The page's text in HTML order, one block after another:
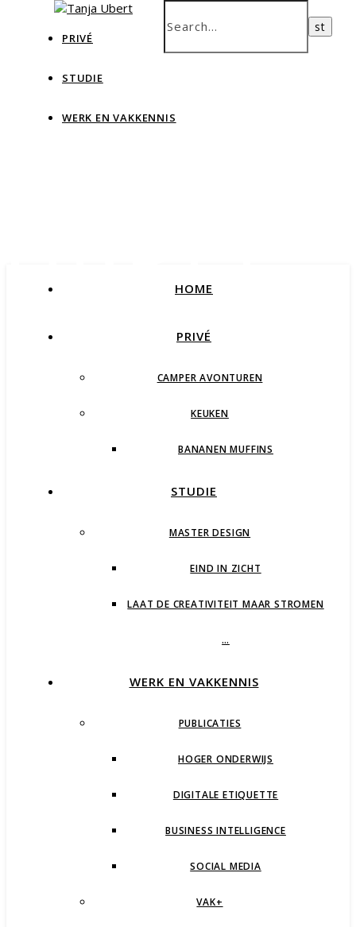
PRIVÉ
STUDIE
WERK EN VAKKENNIS
Ubert
HOME
PRIVÉ
CAMPER AVONTUREN
KEUKEN
BANANEN MUFFINS
STUDIE
MASTER DESIGN
EIND IN ZICHT
LAAT DE CREATIVITEIT MAAR STROMEN
…
WERK EN VAKKENNIS
PUBLICATIES
HOGER ONDERWIJS
DIGITALE ETIQUETTE
BUSINESS INTELLIGENCE
SOCIAL MEDIA
VAK+